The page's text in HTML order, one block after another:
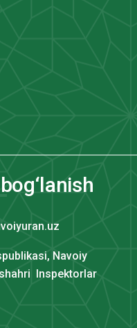
Navoiy
Inspektorlar